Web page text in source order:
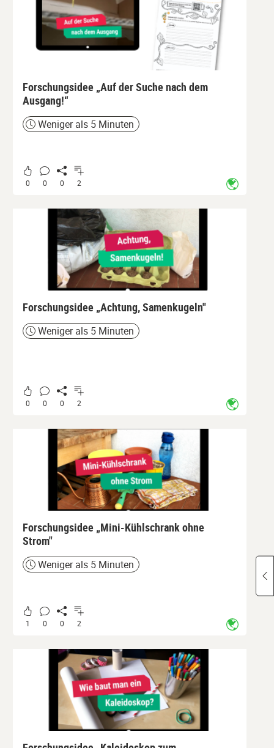
Forschungsidee „Auf der Suche nach dem
Ausgang!“
ZeitWeniger als 5 Minuten
0 0 0 2
Forschungsidee „Achtung, Samenkugeln"
ZeitWeniger als 5 Minuten
0 0 0 2
Forschungsidee „Mini-Kühlschrank ohne
Strom"
ZeitWeniger als 5 Minuten
1 0 0 2